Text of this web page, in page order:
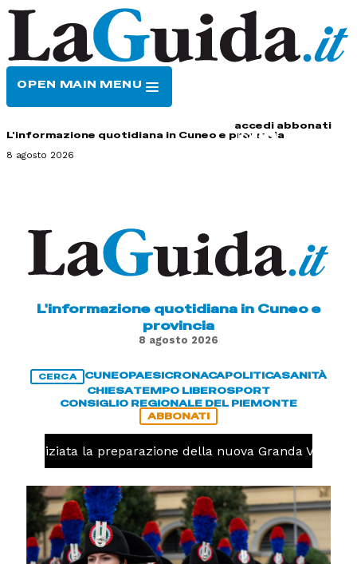
OPEN MAIN MENU
accedi abbonati
L'informazione quotidiana in Cuneo e provincia
8 agosto 2026
L'informazione quotidiana in Cuneo e
provincia
8 agosto 2026
CERCA CUNEOPAESICRONACAPOLITICASANITÀ
CHIESATEMPO LIBEROSPORT
CONSIGLIO REGIONALE DEL PIEMONTE
ABBONATI
iniziata la preparazione della nuova Granda Volley